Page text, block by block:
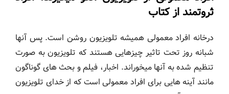
ثروتمند از کتاب
درخانه افراد معمولی همیشه تلویزیون روشن است. پس آنها
شبانه روز تحت تاثیر چیزهایی هستند که تلویزیون به صورت
تنظیم شده به آنها میخوراند. اخبار، فیلم و بحث های گوناگون
مانند آینه هایی برای افراد معمولی است که از خدای تلویزیون